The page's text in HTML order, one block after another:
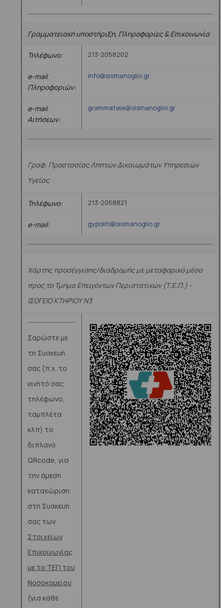
Γραμματειακή υποστήριξη, Πληροφορίες & Επικοινωνία
Τηλέφωνο: 213-2058202
e-mail
Πληροφοριών:
info@sismanoglio.gr
e-mail
Αιτήσεων:
grammateia@sismanoglio.gr
Γραφ. Προστασίας Ληπτών Δικαιωμάτων Υπηρεσιών
Υγείας
Τηλέφωνο: 213-2058821
e-mail: gypoliti@sismanoglio.gr
Χάρτης προσέγγισης/διαδρομής με μεταφορικό μέσο
προς το Τμήμα Επειγόντων Περιστατικών (Τ.Ε.Π.) -
ΙΣΟΓΕΙΟ ΚΤΗΡΙΟΥ Ν3
Σαρώστε με
τη Συσκευή
σας (π.χ. το
κινητό σας
τηλέφωνο,
ταμπλέτα
κλπ) το
διπλανό
QRcode, για
την άμεση
καταχώριση
στη Συσκευή
σας των
Στοιχείων
Επικοινωνίας
με το ΤΕΠ του
Νοσοκομείου
(για κάθε